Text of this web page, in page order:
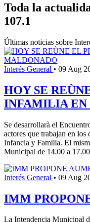
Toda la
107.1
Últimas noticias sobre
Interés General • 09 Aug
HOY SE
INFAMILIA EN
Se desarrollarà el
actores que trabajan en los
Infancia y Familia. El
Municipal de 14.00 a
Interés General • 09 Aug
IMM
La Intendencia Municipal